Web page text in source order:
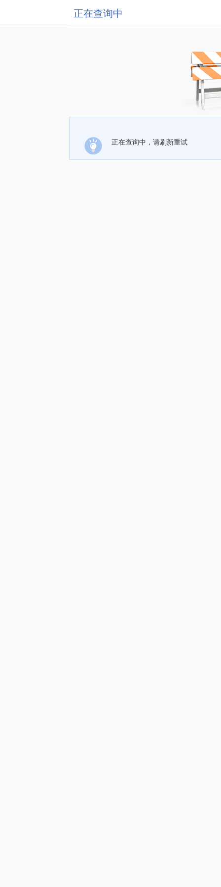
正在查询中
正在查询中，请刷新重试